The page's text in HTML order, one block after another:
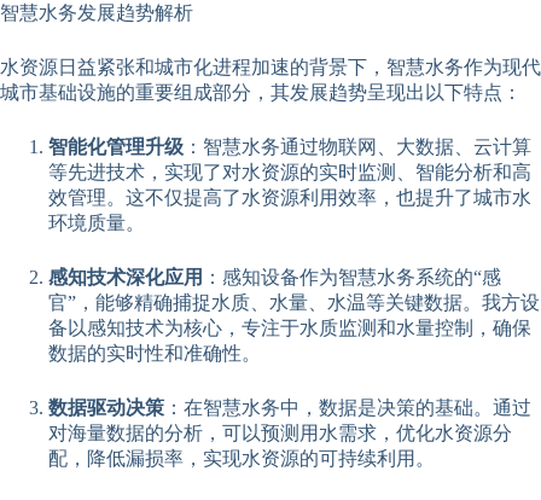
智慧水务发展趋势解析
水资源日益紧张和城市化进程加速的背景下，智慧水务作为现代
城市基础设施的重要组成部分，其发展趋势呈现出以下特点：
智能化管理升级 ：智慧水务通过物联网、大数据、云计算
等先进技术，实现了对水资源的实时监测、智能分析和高
效管理。这不仅提高了水资源利用效率，也提升了城市水
环境质量。
感知技术深化应用 ：感知设备作为智慧水务系统的“感
官”，能够精确捕捉水质、水量、水温等关键数据。我方设
备以感知技术为核心，专注于水质监测和水量控制，确保
数据的实时性和准确性。
数据驱动决策 ：在智慧水务中，数据是决策的基础。通过
对海量数据的分析，可以预测用水需求，优化水资源分
配，降低漏损率，实现水资源的可持续利用。